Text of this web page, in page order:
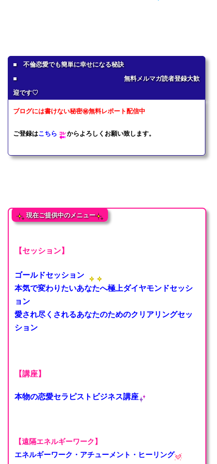
■ 不倫恋愛でも簡単に幸せになる秘訣
■ 無料メルマガ読者登録大歓
迎です♡
ブログには書けない秘密㊙無料レポート配信中
ご登録はこちら からよろしくお願い致します。
現在ご提供中のメニュー
【セッション】
ゴールドセッション
本気で変わりたいあなたへ極上ダイヤモンドセッシ
ョン
愛され尽くされるあなたのためのクリアリングセッ
ション
【講座】
本物の恋愛セラピストビジネス講座
【遠隔エネルギーワーク】
エネルギーワーク・アチューメント・ヒーリング